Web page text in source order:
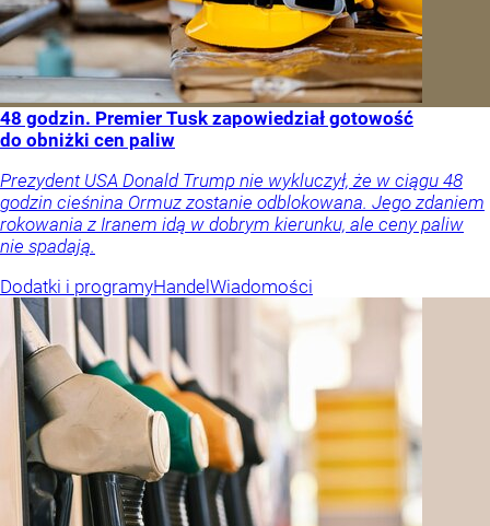
48 godzin. Premier Tusk zapowiedział gotowość
do obniżki cen paliw
Prezydent USA Donald Trump nie wykluczył, że w ciągu 48
godzin cieśnina Ormuz zostanie odblokowana. Jego zdaniem
rokowania z Iranem idą w dobrym kierunku, ale ceny paliw
nie spadają.
Dodatki i programyHandel Wiadomości